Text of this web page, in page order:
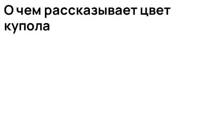
О чем рассказывает цвет
купола